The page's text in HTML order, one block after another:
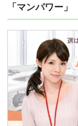
「マンパワー」